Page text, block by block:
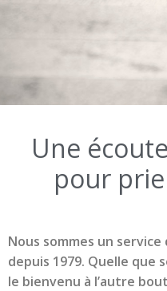
Une
pour
Nous sommes un
depuis 1979. Quelle
le bienvenu à l’autre